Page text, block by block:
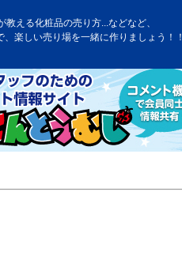
える化粧品の売り方...などなど、
楽しい売り場を一緒に作りましょう！！